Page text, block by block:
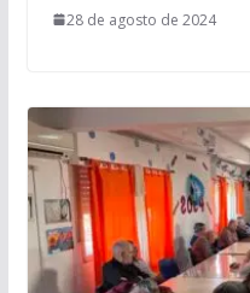
28 de agosto de 2024